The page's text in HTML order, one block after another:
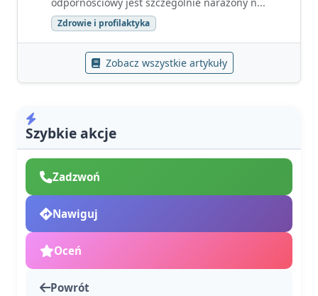
Zdrowie i profilaktyka
Zobacz wszystkie artykuły
Szybkie akcje
Zadzwoń
Nawiguj
Oceń
Powrót